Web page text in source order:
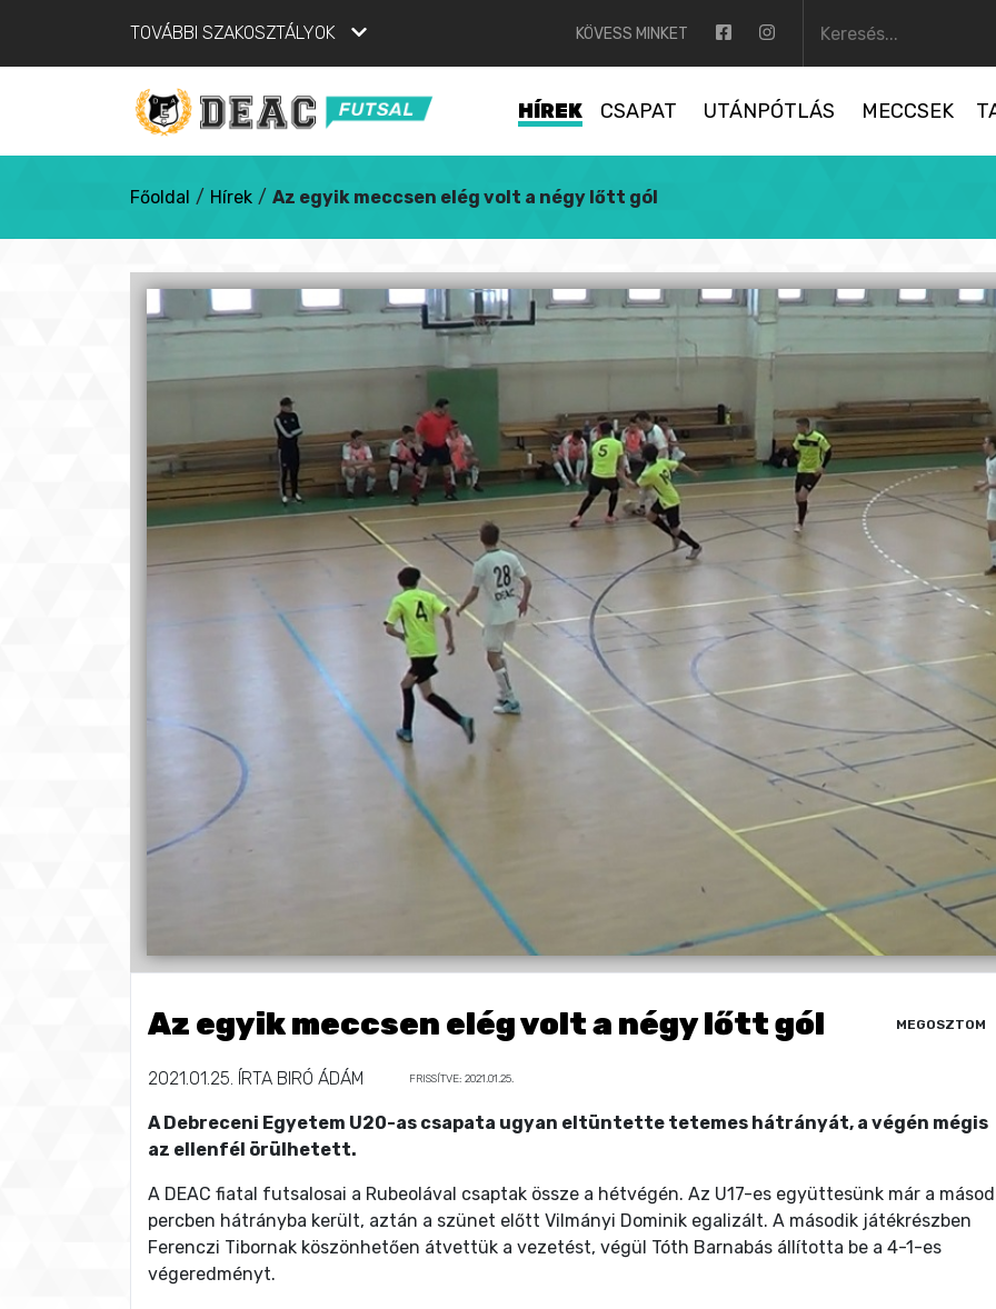
TOVÁBBI SZAKOSZTÁLYOK KÖVESS MINKET
HÍREK CSAPAT UTÁNPÓTLÁS MECCSEK
Főoldal / Hírek / Az egyik meccsen elég volt a négy lőtt gól
Az egyik meccsen elég volt a négy lőtt gól MEGOSZTOM
2021.01.25. ÍRTA BIRÓ ÁDÁM FRISSÍTVE: 2021.01.25.
A Debreceni Egyetem U20-as csapata ugyan eltüntette tetemes hátrányát, a végén mégis
az ellenfél örülhetett.
A DEAC fiatal futsalosai a Rubeolával csaptak össze a hétvégén. Az U17-es együttesünk már a
percben hátrányba került, aztán a szünet előtt Vilmányi Dominik egalizált. A második játékrészben
Ferenczi Tibornak köszönhetően átvettük a vezetést, végül Tóth Barnabás állította be a 4-1-es
végeredményt.